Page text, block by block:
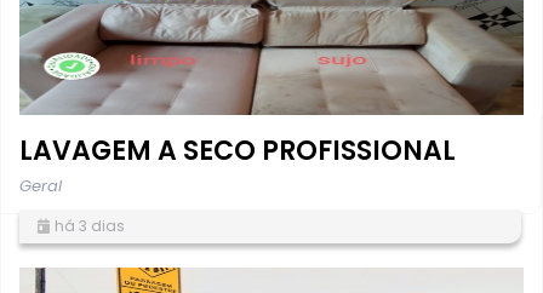
LAVAGEM A SECO PROFISSIONAL
Geral
há 3 dias